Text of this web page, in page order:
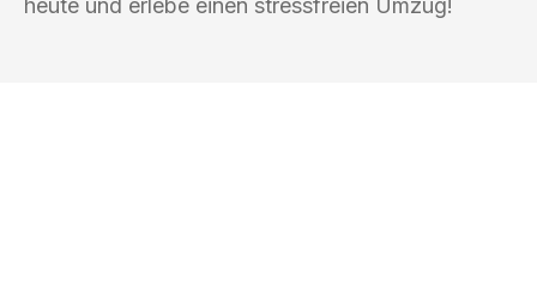
heute und erlebe einen stressfreien Umzug!